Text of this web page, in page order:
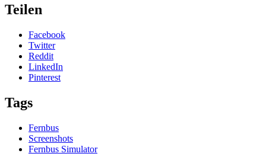
Teilen
Facebook
Twitter
Reddit
LinkedIn
Pinterest
Tags
Fernbus
Screenshots
Fernbus Simulator